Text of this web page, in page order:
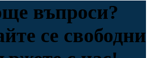
въпроси?
се свободни